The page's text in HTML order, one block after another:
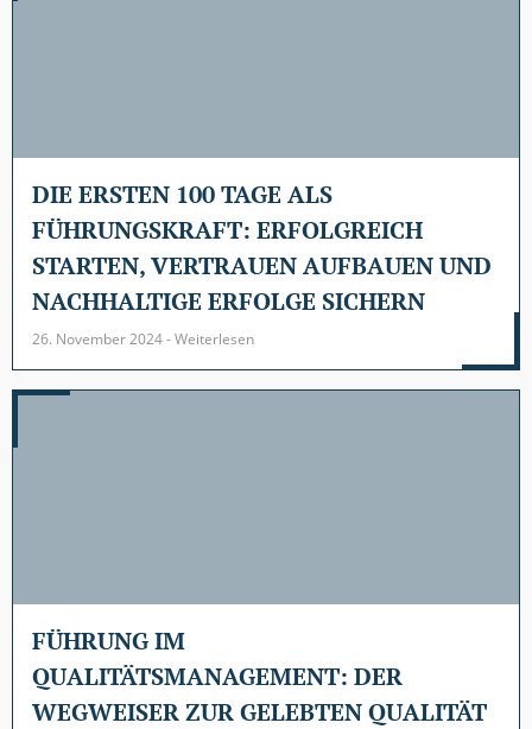
DIE ERSTEN 100 TAGE ALS
FÜHRUNGSKRAFT: ERFOLGREICH
STARTEN, VERTRAUEN AUFBAUEN UND
NACHHALTIGE ERFOLGE SICHERN
26. November 2024 - Weiterlesen
FÜHRUNG IM
QUALITÄTSMANAGEMENT: DER
WEGWEISER ZUR GELEBTEN QUALITÄT